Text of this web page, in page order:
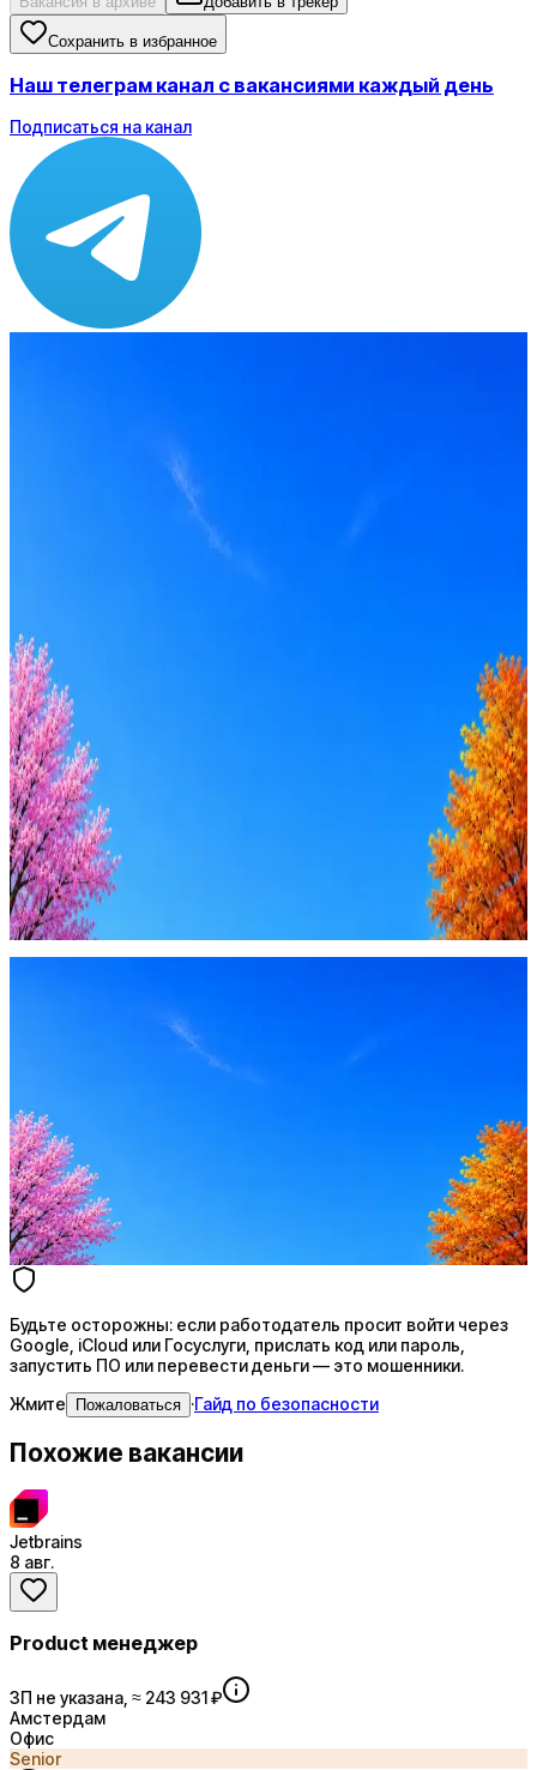
Сохранить в избранное
Наш телеграм канал с вакансиями каждый день
Подписаться на канал
Оффер быстрее с Эйч
Будьте осторожны: если работодатель просит войти через
Google, iCloud или Госуслуги, прислать код или пароль,
запустить ПО или перевести деньги — это мошенники.
Жмите Пожаловаться
Стратегия поиска с AI: рынки, позиции, вилка, каналы
Будьте осторожны: если работодатель просит войти через
Google, iCloud или Госуслуги, прислать код или пароль,
запустить ПО или перевести деньги — это мошенники.
Жмите
Пожаловаться ·Гайд по безопасности
Похожие вакансии
Jetbrains
8 авг.
Product менеджер
ЗП не указана, ≈ 243 931 ₽
Амстердам
Офис
Senior